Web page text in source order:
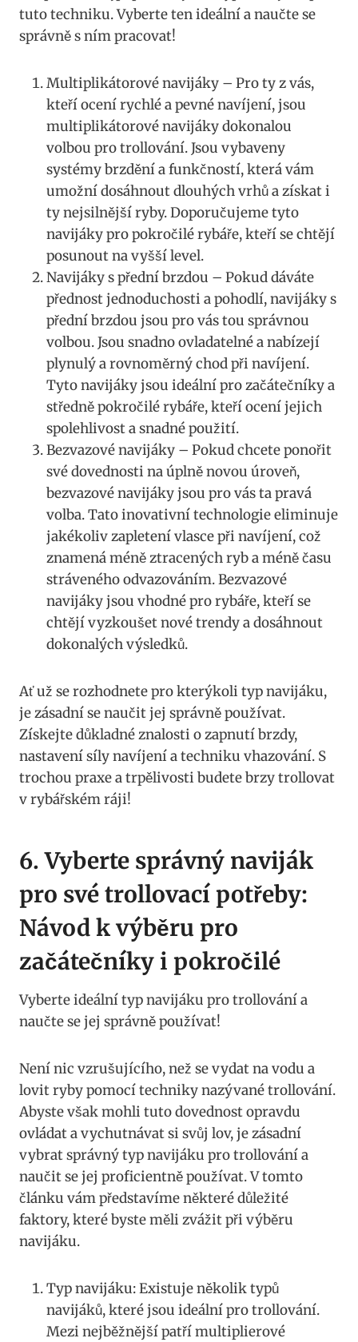
⁤tuto techniku.​ Vyberte ten ideální a naučte se
správně s‍ ním pracovat!
Multiplikátorové⁣ navijáky – Pro ty z vás,
kteří ocení ‌rychlé a pevné ​navíjení, jsou
multiplikátorové ⁣navijáky dokonalou
volbou pro⁤ trollování.‌ Jsou vybaveny
systémy ⁣brzdění a funkčností, která vám
umožní dosáhnout ‍dlouhých vrhů⁤ a⁤ získat i
ty nejsilnější ryby. Doporučujeme tyto
navijáky pro pokročilé rybáře, kteří se chtějí
posunout⁢ na vyšší level.
Navijáky s přední brzdou – Pokud dáváte
přednost jednoduchosti a pohodlí, navijáky s
přední brzdou jsou pro vás tou správnou
volbou. Jsou snadno ovladatelné a nabízejí
plynulý a rovnoměrný chod při ​navíjení.
Tyto navijáky jsou ideální pro začátečníky a
středně pokročilé rybáře, kteří ocení jejich
⁣spolehlivost a snadné použití.
Bezvazové navijáky – Pokud chcete ponořit
⁢své dovednosti na ⁢úplně novou úroveň,‌
bezvazové navijáky jsou pro vás ta pravá
volba. Tato‍ inovativní technologie eliminuje
jakékoliv zapletení vlasce při navíjení, ‌což
znamená méně ztracených ryb‌ a méně času
stráveného odvazováním. Bezvazové
navijáky jsou vhodné pro rybáře, kteří se
chtějí‌ vyzkoušet ‍nové trendy a dosáhnout
dokonalých výsledků.
Ať už se rozhodnete pro kterýkoli typ navijáku,
je⁢ zásadní se naučit jej ‌správně používat.
Získejte ⁣důkladné ​znalosti o zapnutí brzdy,
nastavení síly navíjení a techniku vhazování. S
trochou praxe ‍a trpělivosti budete brzy trollovat
‍v⁤ rybářském ráji!
6. Vyberte správný naviják
pro⁢ své trollovací potřeby:
Návod k výběru pro
začátečníky i pokročilé
Vyberte ideální typ navijáku ⁤pro trollování a
naučte se jej správně používat!
Není nic vzrušujícího, než se ​vydat ‍na vodu a
lovit ryby pomocí techniky nazývané trollování.
Abyste však mohli tuto dovednost opravdu⁤
ovládat ‍a vychutnávat si svůj lov, je zásadní
vybrat správný typ navijáku pro trollování a
naučit se jej proficientně používat. V tomto
článku vám představíme některé důležité
faktory, které byste měli zvážit při výběru
navijáku.
Typ navijáku: Existuje několik ‌typů
navijáků,⁤ které jsou⁣ ideální pro trollování.
Mezi nejběžnější patří multiplierové